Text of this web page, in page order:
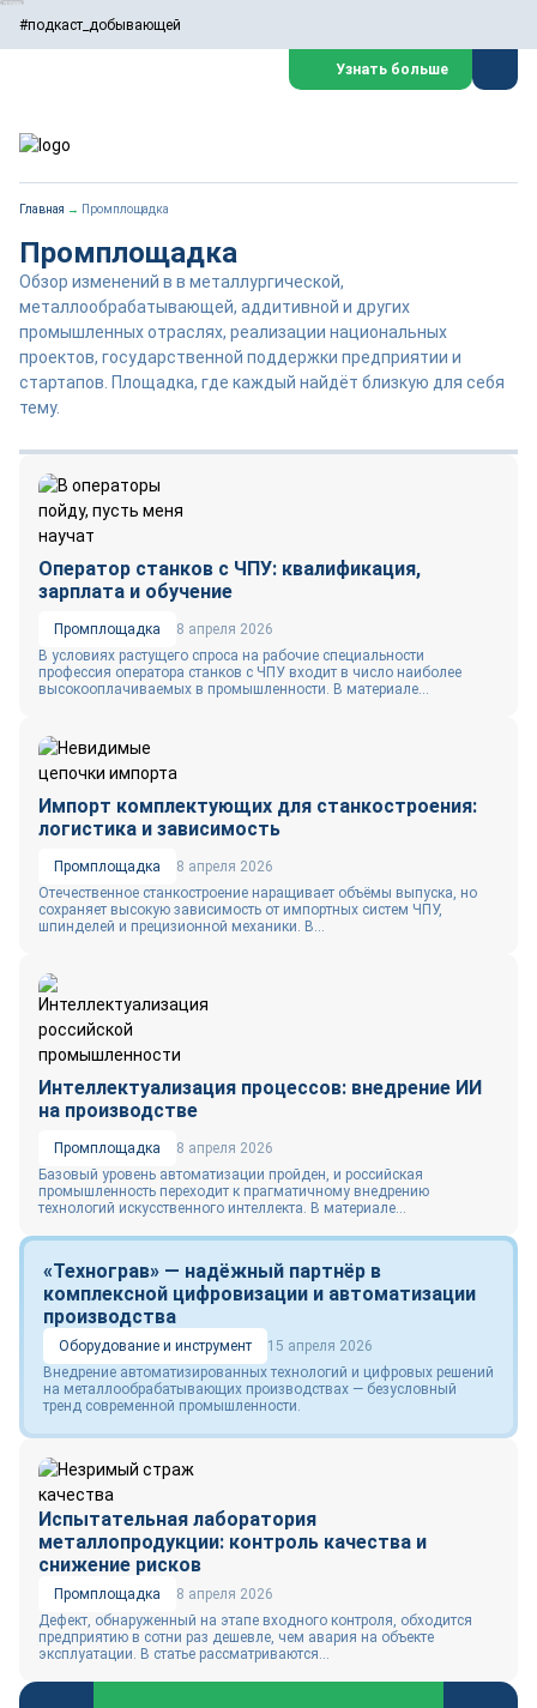
#подкаст_добывающей
Узнать больше
Главная → Промплощадка
Промплощадка
Обзор изменений в в металлургической,
металлообрабатывающей, аддитивной и других
промышленных отраслях, реализации национальных
проектов, государственной поддержки предприятии и
стартапов. Площадка, где каждый найдёт близкую для себя
тему.
Оператор станков с ЧПУ: квалификация,
зарплата и обучение
Промплощадка
8 апреля 2026
В условиях растущего спроса на рабочие специальности
профессия оператора станков с ЧПУ входит в число наиболее
высокооплачиваемых в промышленности. В материале...
Импорт комплектующих для станкостроения:
логистика и зависимость
Промплощадка
8 апреля 2026
Отечественное станкостроение наращивает объёмы выпуска, но
сохраняет высокую зависимость от импортных систем ЧПУ,
шпинделей и прецизионной механики. В...
Интеллектуализация процессов: внедрение ИИ
на производстве
Промплощадка
8 апреля 2026
Базовый уровень автоматизации пройден, и российская
промышленность переходит к прагматичному внедрению
технологий искусственного интеллекта. В материале...
«Технограв» — надёжный партнёр в
комплексной цифровизации и автоматизации
производства
Оборудование и инструмент
15 апреля 2026
Внедрение автоматизированных технологий и цифровых решений
на металлообрабатывающих производствах — безусловный
тренд современной промышленности.
Испытательная лаборатория
металлопродукции: контроль качества и
снижение рисков
Промплощадка
8 апреля 2026
Дефект, обнаруженный на этапе входного контроля, обходится
предприятию в сотни раз дешевле, чем авария на объекте
эксплуатации. В статье рассматриваются...